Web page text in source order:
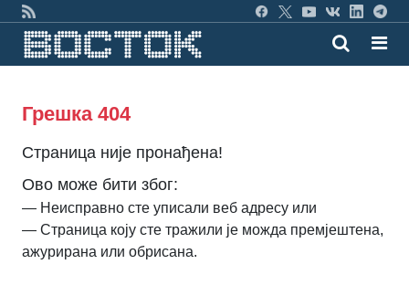
Грешка 404
Страница није пронађена!
Ово може бити због:
— Неисправно сте уписали веб адресу или
— Страница коју сте тражили је можда премјештена,
ажурирана или обрисана.